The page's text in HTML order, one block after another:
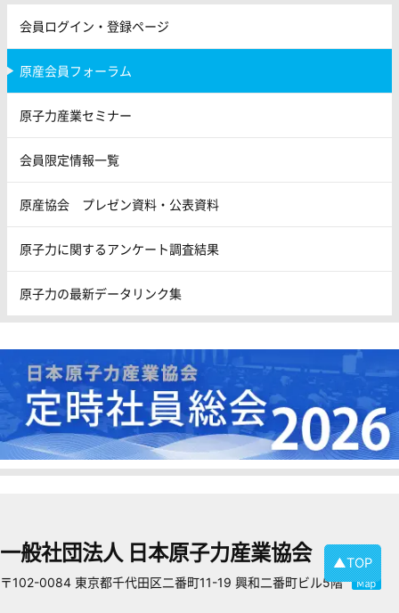
会員ログイン・登録ページ
原産会員フォーラム
原子力産業セミナー
会員限定情報一覧
原産協会 プレゼン資料・公表資料
原子力に関するアンケート調査結果
原子力の最新データリンク集
▲TOP
一般社団法人 日本原子力産業協会
〒102-0084 東京都千代田区二番町11-19 興和二番町ビル5階